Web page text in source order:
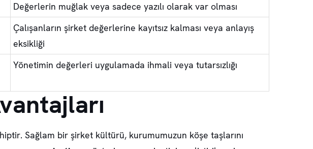
Değerlerin muğlak veya sadece yazılı olarak var olması
Çalışanların şirket değerlerine kayıtsız kalması veya anlayış
eksikliği
Yönetimin değerleri uygulamada ihmali veya tutarsızlığı
Sağlam bir şirket kültürü, kurumumuzun köşe taşlarını